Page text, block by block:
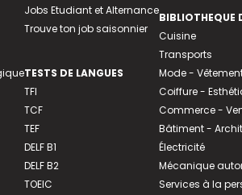
Jobs Etudiant et Alternance
Trouve ton job saisonnier
TESTS DE LANGUES
TFI
TCF
TEF
DELF B1
DELF B2
TOEIC
BIBLIOTHEQUE
Cuisine
Transports
Mode -
Coiffure -
Commerce -
Bâtiment -
Électricité
Mécanique
Services à la